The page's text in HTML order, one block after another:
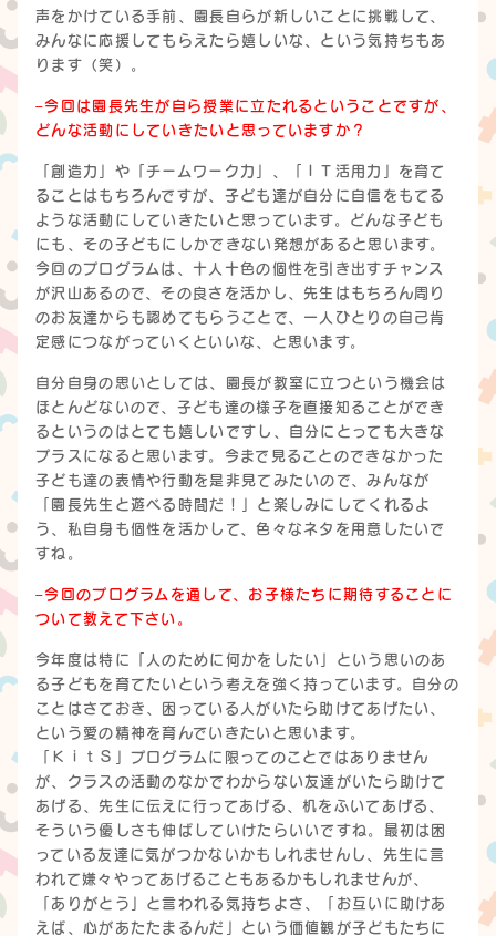
声をかけている手前、園長自らが新しいことに挑戦して、
みんなに応援してもらえたら嬉しいな、という気持ちもあ
ります（笑）。
–今回は園長先生が自ら授業に立たれるということですが、
どんな活動にしていきたいと思っていますか？
「創造力」や「チームワーク力」、「ＩＴ活用力」を育て
ることはもちろんですが、子ども達が自分に自信をもてる
ような活動にしていきたいと思っています。どんな子ども
にも、その子どもにしかできない発想があると思います。
今回のプログラムは、十人十色の個性を引き出すチャンス
が沢山あるので、その良さを活かし、先生はもちろん周り
のお友達からも認めてもらうことで、一人ひとりの自己肯
定感につながっていくといいな、と思います。
自分自身の思いとしては、園長が教室に立つという機会は
ほとんどないので、子ども達の様子を直接知ることができ
るというのはとても嬉しいですし、自分にとっても大きな
プラスになると思います。今まで見ることのできなかった
子ども達の表情や行動を是非見てみたいので、みんなが
「園長先生と遊べる時間だ！」と楽しみにしてくれるよ
う、私自身も個性を活かして、色々なネタを用意したいで
すね。
–今回のプログラムを通して、お子様たちに期待することに
ついて教えて下さい。
今年度は特に「人のために何かをしたい」という思いのあ
る子どもを育てたいという考えを強く持っています。自分の
ことはさておき、困っている人がいたら助けてあげたい、
という愛の精神を育んでいきたいと思います。
「ＫｉｔＳ」プログラムに限ってのことではありません
が、クラスの活動のなかでわからない友達がいたら助けて
あげる、先生に伝えに行ってあげる、机をふいてあげる、
そういう優しさも伸ばしていけたらいいですね。最初は困
っている友達に気がつかないかもしれませんし、先生に言
われて嫌々やってあげることもあるかもしれませんが、
「ありがとう」と言われる気持ちよさ、「お互いに助けあ
えば、心があたたまるんだ」という価値観が子どもたちに